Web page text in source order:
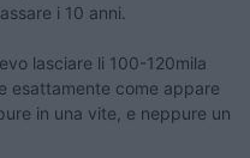
i 10 anni.
lasciare li 100-120mila
esattamente come appare
in una vite, e neppure un